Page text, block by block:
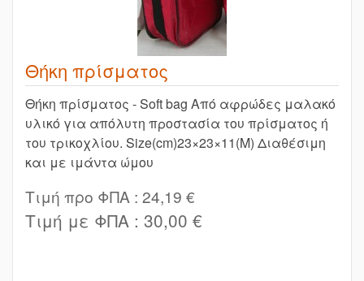
Θήκη πρίσματος
Θήκη πρίσματος - Soft bag Από αφρώδες μαλακό
υλικό για απόλυτη προστασία του πρίσματος ή
του τρικοχλίου. Size(cm)23×23×11(M) Διαθέσιμη
και με ιμάντα ώμου
Τιμή προ ΦΠΑ : 24,19 €
Τιμή με ΦΠΑ : 30,00 €